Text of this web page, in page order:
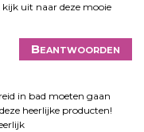
uit naar deze mooie
Beantwoorden
in bad moeten gaan
heerlijke producten!